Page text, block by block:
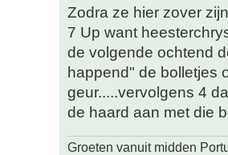
Zodra ze hier zover
7 Up want
de volgende ochtend
happend" de bolletjes
geur.....vervolgens 4
de haard aan met die
Groeten vanuit midden